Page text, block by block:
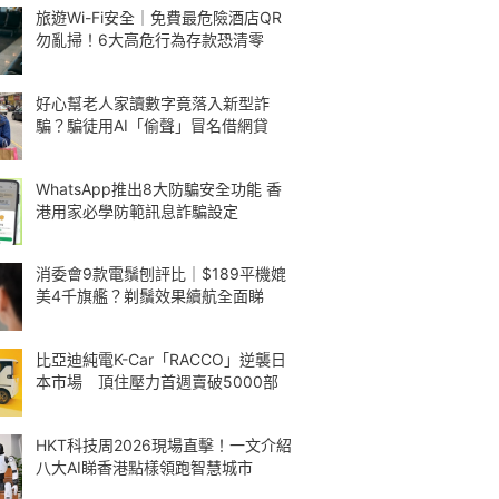
旅遊Wi-Fi安全｜免費最危險酒店QR
勿亂掃！6大高危行為存款恐清零
好心幫老人家讀數字竟落入新型詐
騙？騙徒用AI「偷聲」冒名借網貸
WhatsApp推出8大防騙安全功能 香
港用家必學防範訊息詐騙設定
消委會9款電鬚刨評比｜$189平機媲
美4千旗艦？剃鬚效果續航全面睇
比亞迪純電K-Car「RACCO」逆襲日
本市場 頂住壓力首週賣破5000部
HKT科技周2026現場直擊！一文介紹
八大AI睇香港點樣領跑智慧城市